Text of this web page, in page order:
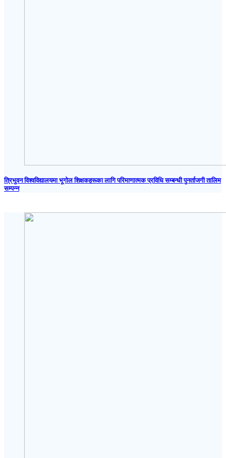
त्रिभुवन विश्वविद्यालयमा भूगोल शिक्षकहरूका लागि परिमाणात्मक प्रविधि सम्बन्धी पुनर्ताजगी तालिम
सम्पन्न